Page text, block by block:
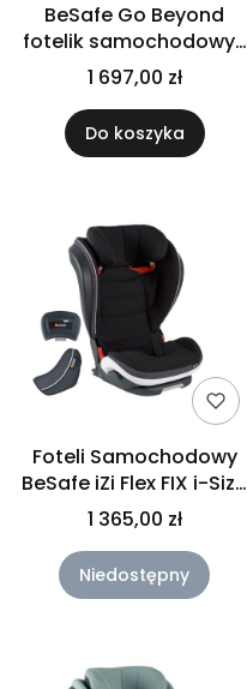
BeSafe Go Beyond
fotelik samochodowy |
0-13 kg | Antracyt Mesh
1 697,00 zł
Do koszyka
Foteli Samochodowy
BeSafe iZi Flex FIX i-Size
15-36kg | Czarny
Melange
1 365,00 zł
Niedostępny